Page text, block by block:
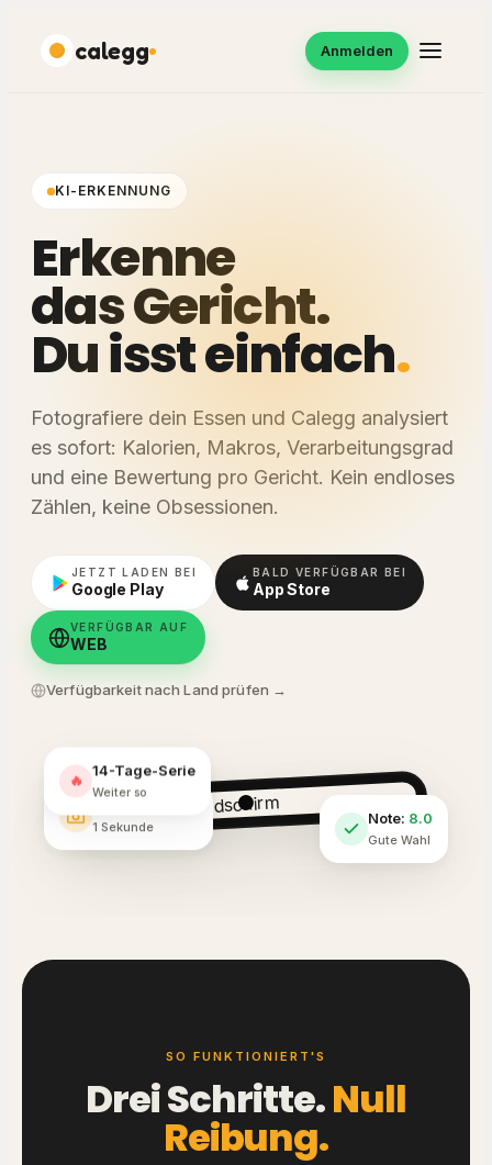
calegg Anmelden
KI-ERKENNUNG
Erkenne
das Gericht.
Duisst einfach.
Fotografiere dein Essen und Calegg analysiert
es sofort: Kalorien, Makros, Verarbeitungsgrad
und eine Bewertung pro Gericht. Kein endloses
Zählen, keine Obsessionen.
JETZT LADEN BEI
Google Play
BALD VERFÜGBAR BEI
App Store
VERFÜGBAR AUF
WEB
Verfügbarkeit nach Land prüfen →
Schnelles Foto
1 Sekunde Note: 8.0
Gute Wahl
🔥
14-Tage-Serie
Weiter so
SO FUNKTIONIERT'S
Drei Schritte.Null
Reibung.